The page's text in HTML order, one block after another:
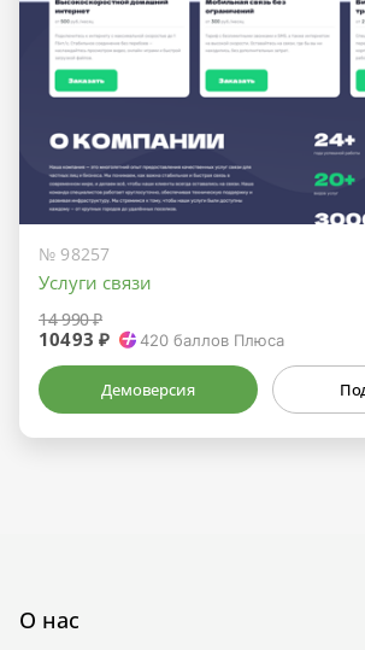
№ 98257
Услуги связи
14 990 ₽
10493 ₽ 420 баллов Плюса
Демоверсия
О нас